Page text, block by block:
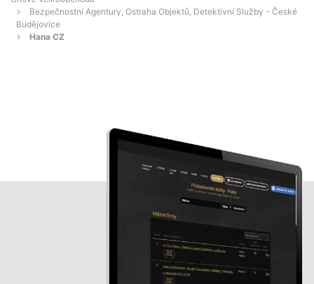
Bezpečnostní Agentury, Ostraha Objektů, Detektivní Služby - České
Budějovice
Hana CZ